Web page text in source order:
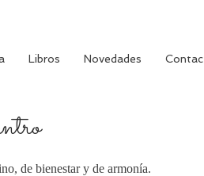
Libros Novedades
de bienestar y de armonía.